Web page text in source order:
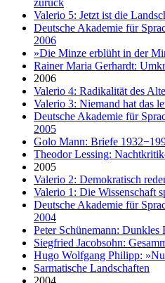
Valerio 5: Jetzt ist die
Deutsche Akademie für
2006
»Die Minze erblüht in der
Rainer Maria Gerhardt:
2006
Valerio 4: Radikalität des
Valerio 3: Niemand hat das
Deutsche Akademie für
2005
Golo Mann: Briefe
Theodor Lessing:
2005
Valerio 2: Demokratisch
Valerio 1: Die Wissenschaft
Deutsche Akademie für
2004
Peter Schünemann: Dunkles
Siegfried Jacobsohn:
Hugo Wolfgang Philipp:
Sarmatische Landschaften
2004